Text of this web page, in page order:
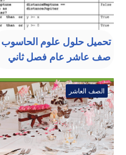
تحميل حلول علوم الحاسوب
صف عاشر عام فصل ثاني
الصف العاشر